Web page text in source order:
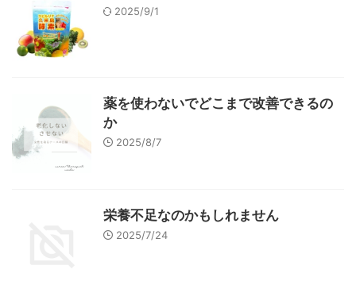
2025/9/1
薬を使わないでどこまで改善できるの
か
2025/8/7
栄養不足なのかもしれません
2025/7/24